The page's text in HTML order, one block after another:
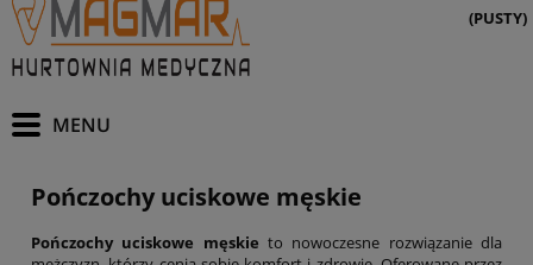
(PUSTY)
Pończochy uciskowe męskie
Pończochy uciskowe męskie to nowoczesne rozwiązanie dla